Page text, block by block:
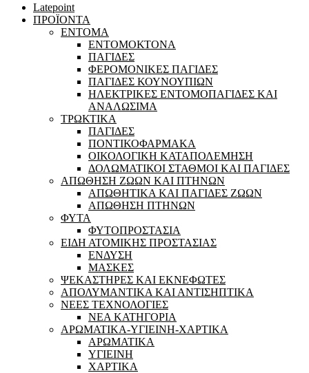
Latepoint
ΠΡΟΪΟΝΤΑ
ΕΝΤΟΜΑ
ΕΝΤΟΜΟΚΤΟΝΑ
ΠΑΓΙΔΕΣ
ΦΕΡΟΜΟΝΙΚΕΣ ΠΑΓΙΔΕΣ
ΠΑΓΙΔΕΣ ΚΟΥΝΟΥΠΙΩΝ
ΗΛΕΚΤΡΙΚΕΣ ΕΝΤΟΜΟΠΑΓΙΔΕΣ ΚΑΙ
ΑΝΑΛΩΣΙΜΑ
ΤΡΩΚΤΙΚΑ
ΠΑΓΙΔΕΣ
ΠΟΝΤΙΚΟΦΑΡΜΑΚΑ
ΟΙΚΟΛΟΓΙΚΗ ΚΑΤΑΠΟΛΕΜΗΣΗ
ΔΟΛΩΜΑΤΙΚΟΙ ΣΤΑΘΜΟΙ ΚΑΙ ΠΑΓΙΔΕΣ
ΑΠΩΘΗΣΗ ΖΩΩΝ ΚΑΙ ΠΤΗΝΩΝ
ΑΠΩΘΗΤΙΚΑ ΚΑΙ ΠΑΓΙΔΕΣ ΖΩΩΝ
ΑΠΩΘΗΣΗ ΠΤΗΝΩΝ
ΦΥΤΑ
ΦΥΤΟΠΡΟΣΤΑΣΙΑ
ΕΙΔΗ ΑΤΟΜΙΚΗΣ ΠΡΟΣΤΑΣΙΑΣ
ΕΝΔΥΣΗ
ΜΑΣΚΕΣ
ΨΕΚΑΣΤΗΡΕΣ ΚΑΙ ΕΚΝΕΦΩΤΕΣ
ΑΠΟΛΥΜΑΝΤΙΚΑ ΚΑΙ ΑΝΤΙΣΗΠΤΙΚΑ
ΝΕΕΣ ΤΕΧΝΟΛΟΓΙΕΣ
ΝΕΑ ΚΑΤΗΓΟΡΙΑ
ΑΡΩΜΑΤΙΚΑ-ΥΓΙΕΙΝΗ-ΧΑΡΤΙΚΑ
ΑΡΩΜΑΤΙΚΑ
ΥΓΙΕΙΝΗ
ΧΑΡΤΙΚΑ